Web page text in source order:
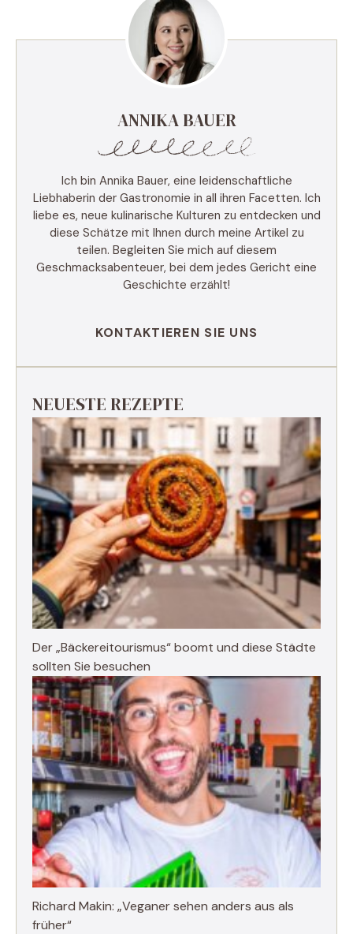
ANNIKA BAUER
Ich bin Annika Bauer, eine leidenschaftliche
Liebhaberin der Gastronomie in all ihren Facetten. Ich
liebe es, neue kulinarische Kulturen zu entdecken und
diese Schätze mit Ihnen durch meine Artikel zu
teilen. Begleiten Sie mich auf diesem
Geschmacksabenteuer, bei dem jedes Gericht eine
Geschichte erzählt!
KONTAKTIEREN SIE UNS
NEUESTE REZEPTE
Der „Bäckereitourismus“ boomt und diese Städte
sollten Sie besuchen
Richard Makin: „Veganer sehen anders aus als
früher“